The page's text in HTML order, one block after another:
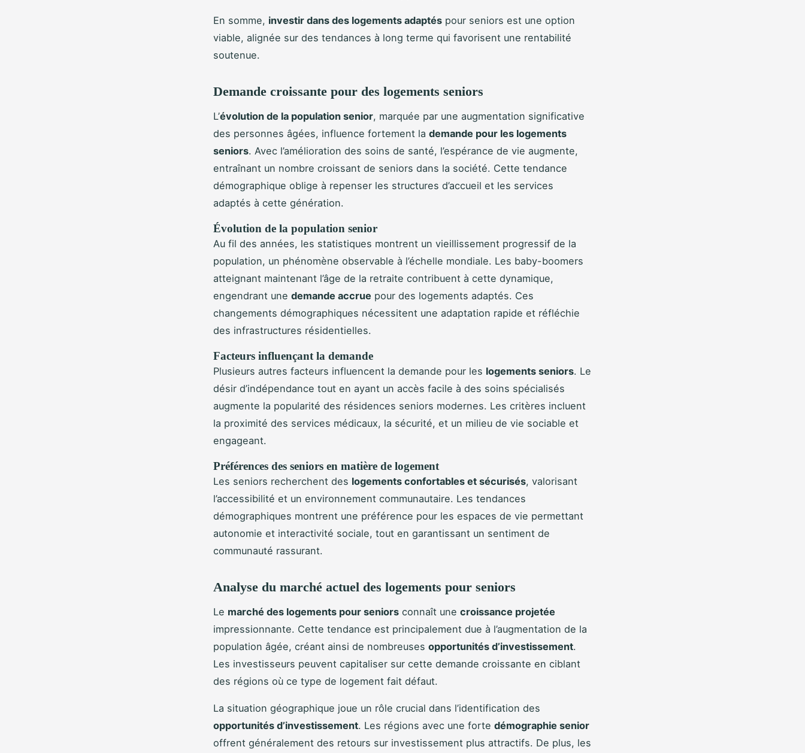
En somme, investir dans des logements adaptés pour seniors est une option
viable, alignée sur des tendances à long terme qui favorisent une rentabilité
soutenue.
Demande croissante pour des logements seniors
L’évolution de la population senior, marquée par une augmentation significative
des personnes âgées, influence fortement la demande pour les logements
seniors. Avec l’amélioration des soins de santé, l’espérance de vie augmente,
entraînant un nombre croissant de seniors dans la société. Cette tendance
démographique oblige à repenser les structures d’accueil et les services
adaptés à cette génération.
Évolution de la population senior
Au fil des années, les statistiques montrent un vieillissement progressif de la
population, un phénomène observable à l’échelle mondiale. Les baby-boomers
atteignant maintenant l’âge de la retraite contribuent à cette dynamique,
engendrant une demande accrue pour des logements adaptés. Ces
changements démographiques nécessitent une adaptation rapide et réfléchie
des infrastructures résidentielles.
Facteurs influençant la demande
Plusieurs autres facteurs influencent la demande pour les logements seniors. Le
désir d’indépendance tout en ayant un accès facile à des soins spécialisés
augmente la popularité des résidences seniors modernes. Les critères incluent
la proximité des services médicaux, la sécurité, et un milieu de vie sociable et
engageant.
Préférences des seniors en matière de logement
Les seniors recherchent des logements confortables et sécurisés, valorisant
l’accessibilité et un environnement communautaire. Les tendances
démographiques montrent une préférence pour les espaces de vie permettant
autonomie et interactivité sociale, tout en garantissant un sentiment de
communauté rassurant.
Analyse du marché actuel des logements pour seniors
Le marché des logements pour seniors connaît une croissance projetée
impressionnante. Cette tendance est principalement due à l’augmentation de la
population âgée, créant ainsi de nombreuses opportunités d’investissement.
Les investisseurs peuvent capitaliser sur cette demande croissante en ciblant
des régions où ce type de logement fait défaut.
La situation géographique joue un rôle crucial dans l’identification des
opportunités d’investissement. Les régions avec une forte démographie senior
offrent généralement des retours sur investissement plus attractifs. De plus, les